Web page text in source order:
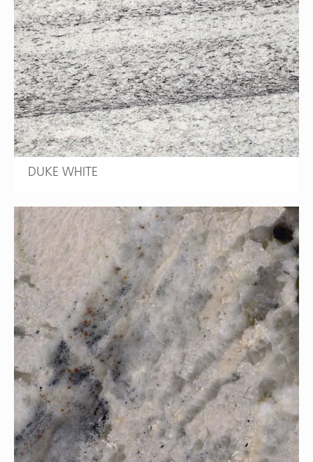
DUKE WHITE